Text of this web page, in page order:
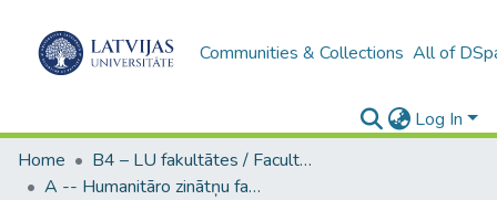
Communities & Collections All of
Log In
Home
B4 – LU fakultātes / Faculties of the UL
A -- Humanitāro zinātņu fakultāte / Faculty of Humanities